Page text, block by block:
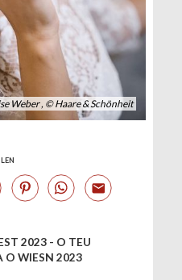
Weber , © Haare & Schönheit
2023 - O TEU
O WIESN 2023